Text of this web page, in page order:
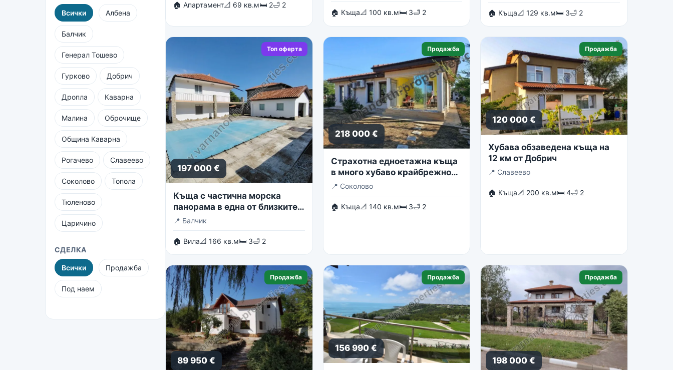
Всички Албена
Балчик
Генерал Тошево
Гурково Добрич
Дропла Каварна
Малина Оброчище
Община Каварна
Рогачево Славеево
Соколово Топола
Тюленово
Царичино
СДЕЛКА
Всички Продажба
Под наем
🏠 Апартамент📐 69 кв.м🛏 2🛁 2
🏠 Къща📐 100 кв.м🛏 3🛁 2 🏠 Къща📐 129 кв.м🛏 3🛁 2
Топ оферта
197 000 €
Къща с частична морска
панорама в една от близките
вилни зони в гр. Балчик
📍 Балчик
🏠 Вила📐 166 кв.м🛏 3🛁 2
Продажба
218 000 €
Страхотна едноетажна къща
в много хубаво крайбрежно
село
📍 Соколово
🏠 Къща📐 140 кв.м🛏 3🛁 2
Продажба
120 000 €
Хубава обзаведена къща на
12 км от Добрич
📍 Славеево
🏠 Къща📐 200 кв.м🛏 4🛁 2
Продажба
89 950 €
Продажба
156 990 €
Продажба
198 000 €